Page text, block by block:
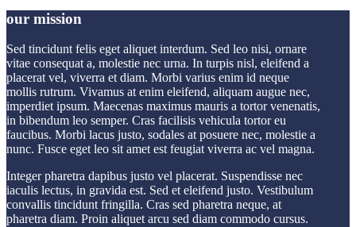
our mission
Sed tincidunt felis eget aliquet interdum. Sed leo nisi, ornare
vitae consequat a, molestie nec urna. In turpis nisl, eleifend a
placerat vel, viverra et diam. Morbi varius enim id neque
mollis rutrum. Vivamus at enim eleifend, aliquam augue nec,
imperdiet ipsum. Maecenas maximus mauris a tortor venenatis,
in bibendum leo semper. Cras facilisis vehicula tortor eu
faucibus. Morbi lacus justo, sodales at posuere nec, molestie a
nunc. Fusce eget leo sit amet est feugiat viverra ac vel magna.
Integer pharetra dapibus justo vel placerat. Suspendisse nec
iaculis lectus, in gravida est. Sed et eleifend justo. Vestibulum
convallis tincidunt fringilla. Cras sed pharetra neque, at
pharetra diam. Proin aliquet arcu sed diam commodo cursus.